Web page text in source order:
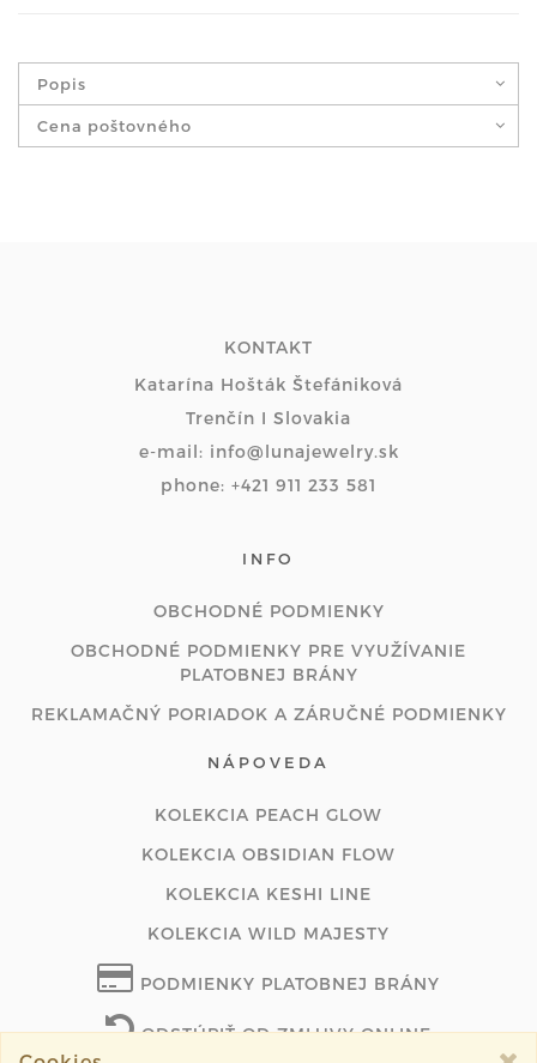
Popis
Cena poštovného
KONTAKT
Katarína Hošták Štefániková
Trenčín I Slovakia
e-mail: info@lunajewelry.sk
phone: +421 911 233 581
INFO
OBCHODNÉ PODMIENKY
OBCHODNÉ PODMIENKY PRE VYUŽÍVANIE
PLATOBNEJ BRÁNY
REKLAMAČNÝ PORIADOK A ZÁRUČNÉ PODMIENKY
NÁPOVEDA
KOLEKCIA PEACH GLOW
KOLEKCIA OBSIDIAN FLOW
KOLEKCIA KESHI LINE
KOLEKCIA WILD MAJESTY
PODMIENKY PLATOBNEJ BRÁNY
ODSTÚPIŤ OD ZMLUVY ONLINE